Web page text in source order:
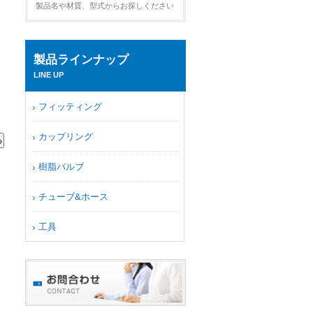
製品名や材質、型式からお探しください
製品ラインナップ
LINE UP
フィッティング
カップリング
樹脂バルブ
チューブ&ホース
工具